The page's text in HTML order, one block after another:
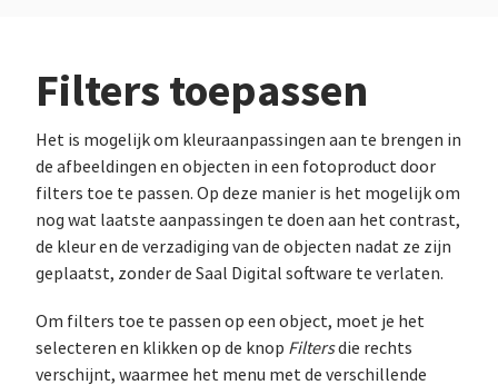
Filters toepassen
Het is mogelijk om kleuraanpassingen aan te brengen in
de afbeeldingen en objecten in een fotoproduct door
filters toe te passen. Op deze manier is het mogelijk om
nog wat laatste aanpassingen te doen aan het contrast,
de kleur en de verzadiging van de objecten nadat ze zijn
geplaatst, zonder de Saal Digital software te verlaten.
Om filters toe te passen op een object, moet je het
selecteren en klikken op de knop Filtersdie rechts
verschijnt, waarmee het menu met de verschillende